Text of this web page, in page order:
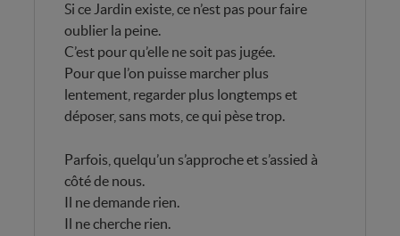
Si ce Jardin existe, ce n’est pas pour faire
oublier la peine.
C’est pour qu’elle ne soit pas jugée.
Pour que l’on puisse marcher plus
lentement, regarder plus longtemps et
déposer, sans mots, ce qui pèse trop.
Parfois, quelqu’un s’approche et s’assied à
côté de nous.
Il ne demande rien.
Il ne cherche rien.